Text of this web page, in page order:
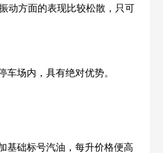
动方面的表现比较松散，只可
场内，具有绝对优势。
基础标号汽油，每升价格便高